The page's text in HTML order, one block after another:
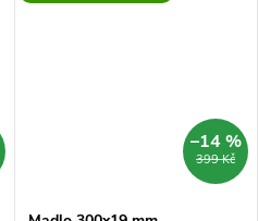
399 Kč
–14 %